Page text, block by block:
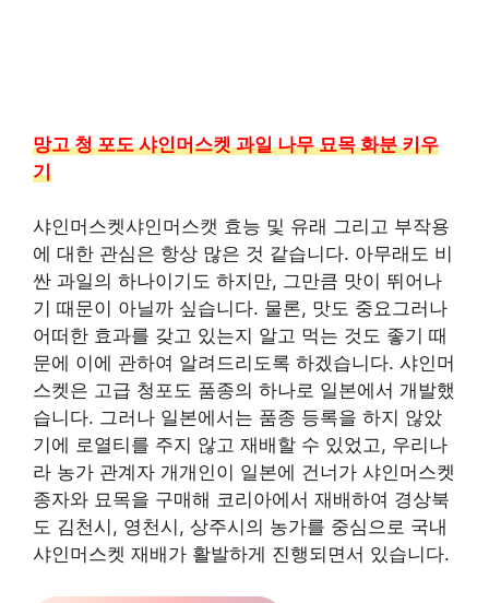
망고 청 포도 샤인머스켓 과일 나무 묘목 화분 키우
기
샤인머스켓샤인머스캣 효능 및 유래 그리고 부작용
에 대한 관심은 항상 많은 것 같습니다. 아무래도 비
싼 과일의 하나이기도 하지만, 그만큼 맛이 뛰어나
기 때문이 아닐까 싶습니다. 물론, 맛도 중요그러나
어떠한 효과를 갖고 있는지 알고 먹는 것도 좋기 때
문에 이에 관하여 알려드리도록 하겠습니다. 샤인머
스켓은 고급 청포도 품종의 하나로 일본에서 개발했
습니다. 그러나 일본에서는 품종 등록을 하지 않았
기에 로열티를 주지 않고 재배할 수 있었고, 우리나
라 농가 관계자 개개인이 일본에 건너가 샤인머스켓
종자와 묘목을 구매해 코리아에서 재배하여 경상북
도 김천시, 영천시, 상주시의 농가를 중심으로 국내
샤인머스켓 재배가 활발하게 진행되면서 있습니다.